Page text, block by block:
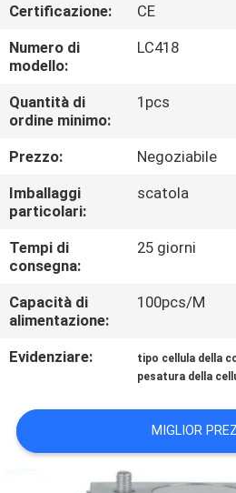
NOI
VISITA
DELLA
FABBRICA
CONTROLLO
DELLA
QUALITÀ
NOTIZIE
CASI
CHIEDI UN
PREVENTIVO
Certificazione:
CE
Numero di
modello:
LC418
Quantità di
ordine minimo:
1pcs
Prezzo:
Negoziabile
Imballaggi
particolari:
scatola
Tempi di
consegna:
25 giorni
Capacità di
alimentazione:
100pcs/M
Evidenziare: tipo cellula della
pesatura della
MIGLIOR